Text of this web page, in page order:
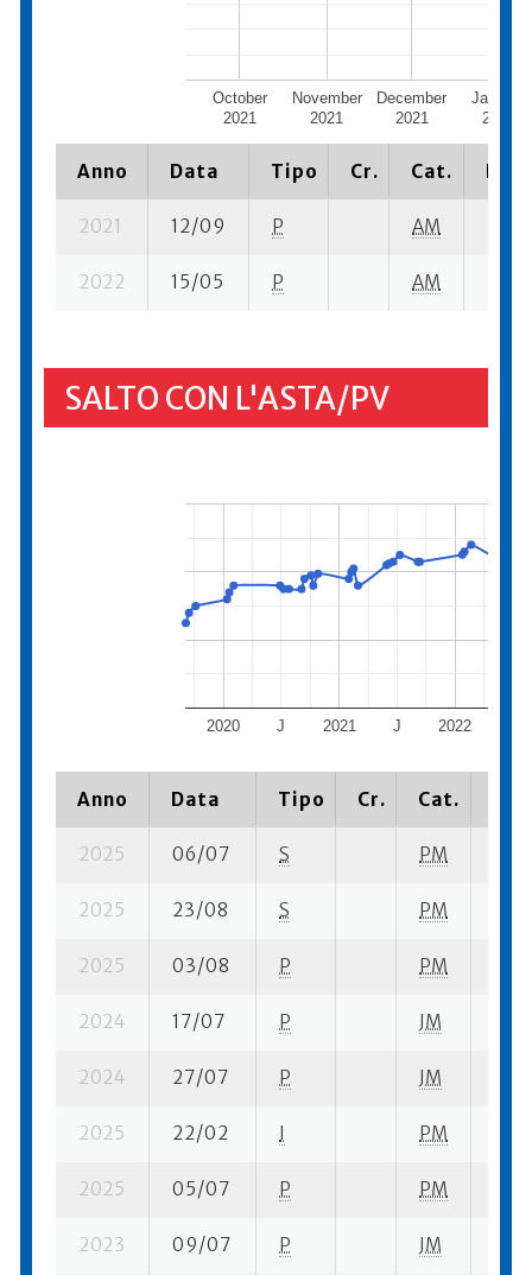
October
2021
November
2021
December
2021
January
2022
Anno Data Tipo Cr. Cat.
2021 12/09 P AM
2022 15/05 P AM
SALTO CON L'ASTA/PV
2020 2021 2022
J J
Anno Data Tipo Cr. Cat.
2025 06/07 S PM
2025 23/08 S PM
2025 03/08 P PM
2024 17/07 P JM
2024 27/07 P JM
2025 22/02 I PM
2025 05/07 P PM
2023 09/07 P JM